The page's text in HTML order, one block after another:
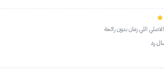
اللي زمان بدون رائحة
رد